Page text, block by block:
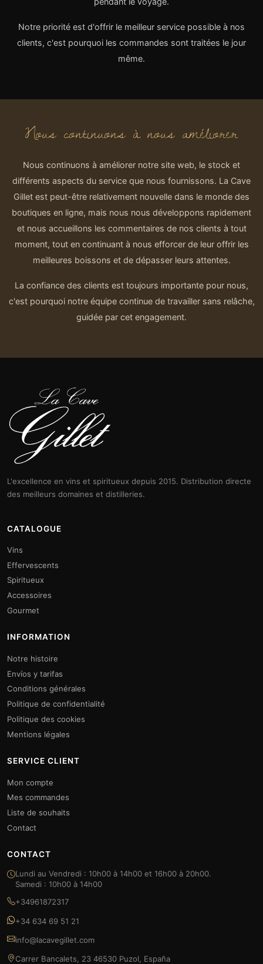
Notre priorité est d'offrir le meilleur service possible à nos
clients, c'est pourquoi les commandes sont traitées le jour
même.
Nous continuons à nous améliorer
Nous continuons à améliorer notre site web, le stock et
différents aspects du service que nous fournissons. La Cave
Gillet est peut-être relativement nouvelle dans le monde des
boutiques en ligne, mais nous nous développons rapidement
et nous accueillons les commentaires de nos clients à tout
moment, tout en continuant à nous efforcer de leur offrir les
meilleures boissons et de dépasser leurs attentes.
La confiance des clients est toujours importante pour nous,
c'est pourquoi notre équipe continue de travailler sans relâche,
guidée par cet engagement.
L'excellence en vins et spiritueux depuis 2015. Distribution directe
des meilleurs domaines et distilleries.
CATALOGUE
Vins
Effervescents
Spiritueux
Accessoires
Gourmet
INFORMATION
Notre histoire
Envíos y tarifas
Conditions générales
Politique de confidentialité
Politique des cookies
Mentions légales
SERVICE CLIENT
Mon compte
Mes commandes
Liste de souhaits
Contact
CONTACT
Lundi au Vendredi : 10h00 à 14h00 et 16h00 à 20h00.
Samedi : 10h00 à 14h00
+34961872317
+34 634 69 51 21
info@lacavegillet.com
Carrer Bancalets, 23 46530 Puzol, España